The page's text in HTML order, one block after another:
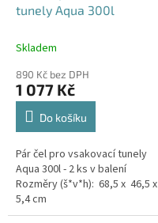
tunely Aqua 300l
Skladem
890 Kč bez DPH
1 077 Kč
Do košíku
Pár čel pro vsakovací tunely
Aqua 300l - 2 ks v balení
Rozměry (š*v*h): 68,5 x 46,5 x
5,4 cm